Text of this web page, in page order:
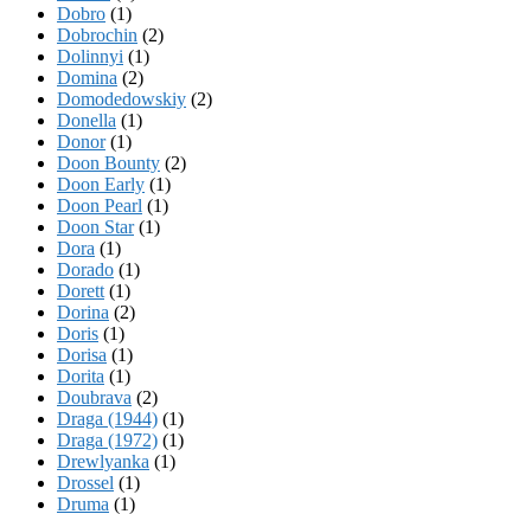
Dobro (1)
Dobrochin (2)
Dolinnyi (1)
Domina (2)
Domodedowskiy (2)
Donella (1)
Donor(1)
Doon Bounty (2)
Doon Early (1)
Doon Pearl (1)
Doon Star(1)
Dora (1)
Dorado (1)
Dorett (1)
Dorina (2)
Doris (1)
Dorisa (1)
Dorita (1)
Doubrava (2)
Draga (1944) (1)
Draga (1972) (1)
Drewlyanka (1)
Drossel (1)
Druma (1)